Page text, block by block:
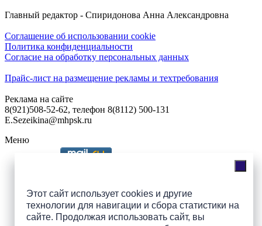
Этот сайт использует cookies и другие
технологии для навигации и сбора статистики на
сайте. Продолжая использовать сайт, вы
Главный редактор - Спиридонова Анна Александровна
Соглашение об использовании cookie
Политика конфиденциальности
Согласие на обработку персональных данных
Прайс-лист на размещение рекламы и техтребования
Реклама на сайте
8(921)508-52-62, телефон 8(8112) 500-131
E.Sezeikina@mhpsk.ru
Меню